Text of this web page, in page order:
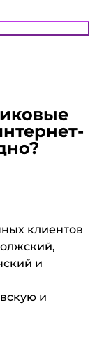
клиентов
и
и